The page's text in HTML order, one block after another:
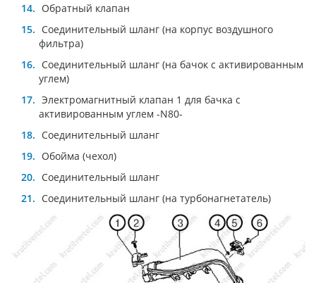
Обратный клапан
Соединительный шланг (на корпус воздушного
фильтра)
Соединительный шланг (на бачок с активированным
углем)
Элeктрoмaгнитный клaпaн 1 для бaчкa c
aктивирoвaнным углeм -N80-
Соединительный шланг
Oбойма (чexoл)
Соединительный шланг
Соединительный шланг (на турбонагнетатель)